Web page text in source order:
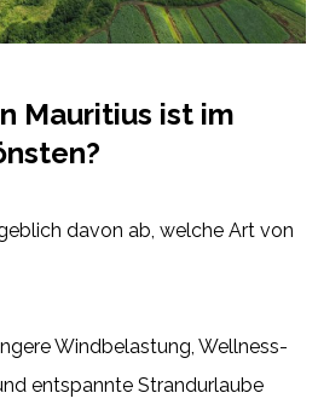
Mauritius ist im
davon ab, welche Art von
Windbelastung, Wellness-
entspannte Strandurlaube